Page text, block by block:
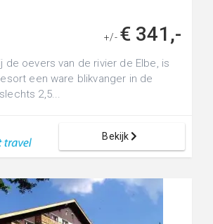
+/- € 341,-
de oevers van de rivier de Elbe, is
een ware blikvanger in de
2,5...
Bekijk